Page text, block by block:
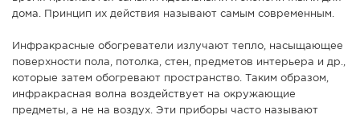
дома. Принцип их действия называют самым современным.
Инфракрасные обогреватели излучают тепло, насыщающее
поверхности пола, потолка, стен, предметов интерьера и др.,
которые затем обогревают пространство. Таким образом,
инфракрасная волна воздействует на окружающие
предметы, а не на воздух. Эти приборы часто называют